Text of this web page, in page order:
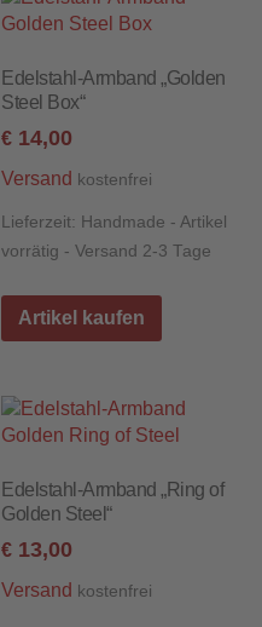
Edelstahl-Armband „Golden
Steel Box“
€ 14,00
Versand kostenfrei
Lieferzeit: Handmade - Artikel
vorrätig - Versand 2-3 Tage
Artikel kaufen
Edelstahl-Armband „Ring of
Golden Steel“
€ 13,00
Versand kostenfrei